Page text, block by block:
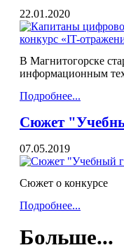
22.01.2020
В Магнитогорске
информационным
Подробнее...
Сюжет
07.05.2019
Сюжет о конкурсе
Подробнее...
Больше...